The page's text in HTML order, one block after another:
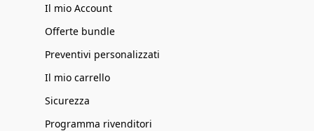
Il mio Account
Offerte bundle
Preventivi personalizzati
Il mio carrello
Sicurezza
Programma rivenditori